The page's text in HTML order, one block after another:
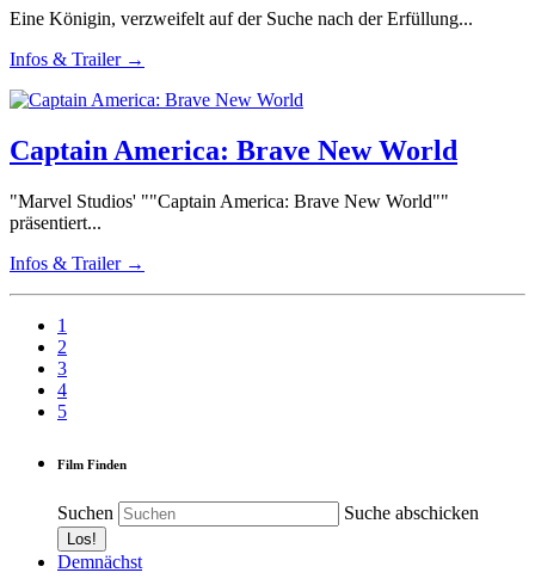
Eine Königin, verzweifelt auf der Suche nach der Erfüllung...
Infos & Trailer →
Captain America: Brave New World
"Marvel Studios' ""Captain America: Brave New World""
präsentiert...
Infos & Trailer →
1
2
3
4
5
Film Finden
Suchen Suche abschicken
Demnächst